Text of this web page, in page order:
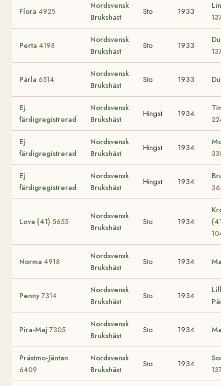
Flora 4925
Nordsvensk
Brukshäst
Sto 1933
Perta 4198
Nordsvensk
Brukshäst
Sto 1933
Pärla 6514
Nordsvensk
Brukshäst
Sto 1933
Ej
färdigregistrerad
Nordsvensk
Brukshäst
Hingst 1934
Ej
färdigregistrerad
Nordsvensk
Brukshäst
Hingst 1934
Ej
färdigregistrerad
Nordsvensk
Brukshäst
Hingst 1934
Lova (41) 5655
Nordsvensk
Brukshäst
Sto 1934
Norma 4918
Nordsvensk
Brukshäst
Sto 1934
Penny 7314
Nordsvensk
Brukshäst
Sto 1934
Pira-Maj 7305
Nordsvensk
Brukshäst
Sto 1934
Prästmo-Jäntan
6409
Nordsvensk
Brukshäst
Sto 1934